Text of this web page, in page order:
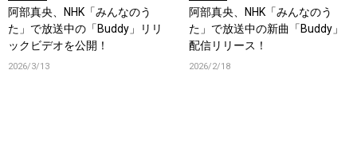
阿部真央、NHK「みんなのう
た」で放送中の「Buddy」リリ
ックビデオを公開！
2026/3/13
阿部真央、NHK「みんなのう
た」で放送中の新曲「Buddy」
配信リリース！
2026/2/18